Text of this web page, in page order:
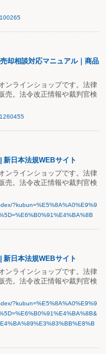
却相談対応マニュアル｜商品
ンラインショップです。法律
売。法令改正情報や裁判官検
新日本法規WEBサイト
ンラインショップです。法律
売。法令改正情報や裁判官検
?kubun=%E5%8A%A0%E9%9
新日本法規WEBサイト
ンラインショップです。法律
売。法令改正情報や裁判官検
?kubun=%E5%8A%A0%E9%9